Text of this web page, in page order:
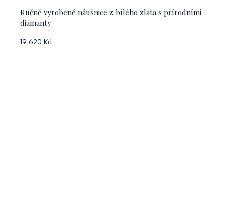
Ručně vyrobené náušnice z bílého zlata s přírodními
diamanty
19 620 Kč